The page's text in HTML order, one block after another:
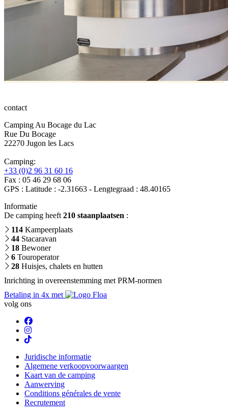
contact
Camping Au Bocage du Lac
Rue Du Bocage
22270 Jugon les Lacs
Camping:
+33 (0)2 96 31 60 16
Fax : 05 46 29 68 06
GPS : Latitude : -2.31663 - Lengtegraad : 48.40165
Informatie
De camping heeft 210 staanplaatsen :
114 Kampeerplaats
44 Stacaravan
18 Bewoner
6 Touroperator
28 Huisjes, chalets en hutten
Inrichting in overeenstemming met PRM-normen
Betaling in 4x met
volg ons
Juridische informatie
Algemene verkoopvoorwaargen
Kaart van de camping
Aanwerving
Conditions générales de vente
Recrutement